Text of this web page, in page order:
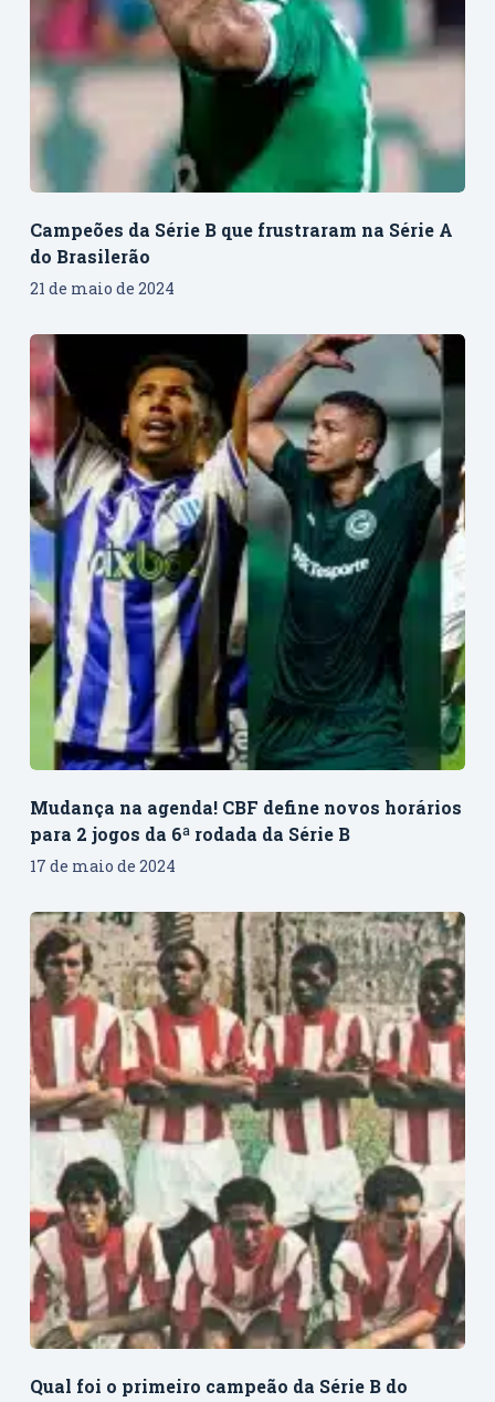
Campeões da Série B que frustraram na Série A
do Brasilerão
21 de maio de 2024
Mudança na agenda! CBF define novos horários
para 2 jogos da 6ª rodada da Série B
17 de maio de 2024
Qual foi o primeiro campeão da Série B do